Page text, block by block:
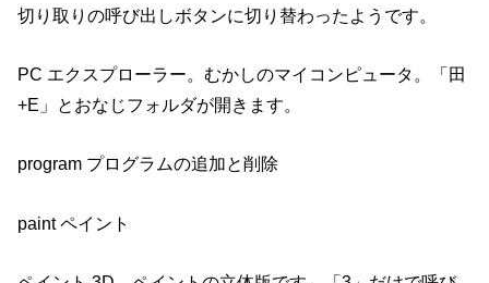
切り取りの呼び出しボタンに切り替わったようです。
PC エクスプローラー。むかしのマイコンピュータ。「田
+E」とおなじフォルダが開きます。
program プログラムの追加と削除
paint ペイント